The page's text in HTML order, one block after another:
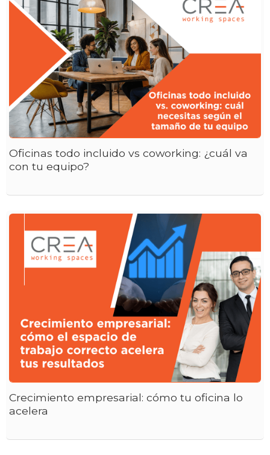
Oficinas todo incluido vs coworking: ¿cuál va
con tu equipo?
Crecimiento empresarial: cómo tu oficina lo
acelera